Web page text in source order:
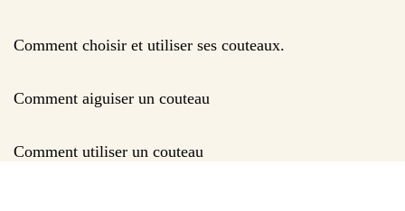
Comment choisir et utiliser ses couteaux.
Comment aiguiser un couteau
Comment utiliser un couteau